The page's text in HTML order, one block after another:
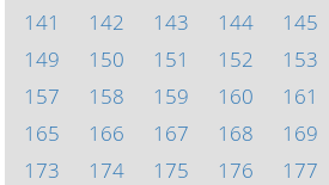
141
142 143 144 145
149
150 151 152 153
157
158 159 160 161
165
166 167 168 169
173
174 175 176 177